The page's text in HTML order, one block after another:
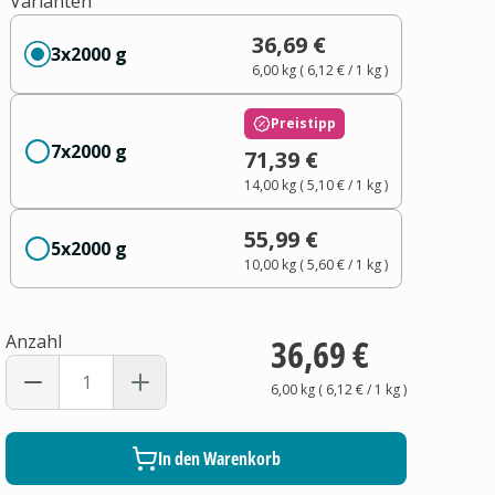
3x2000 g 36,69 €
6,00 kg( 6,12 €/ 1 kg)
7x2000 g
Preistipp
71,39 €
14,00 kg(5,10 €/ 1 kg)
5x2000 g 55,99 €
10,00 kg(5,60 €/ 1 kg)
Anzahl 36,69 €
6,00 kg( 6,12 €/ 1 kg)
In den Warenkorb